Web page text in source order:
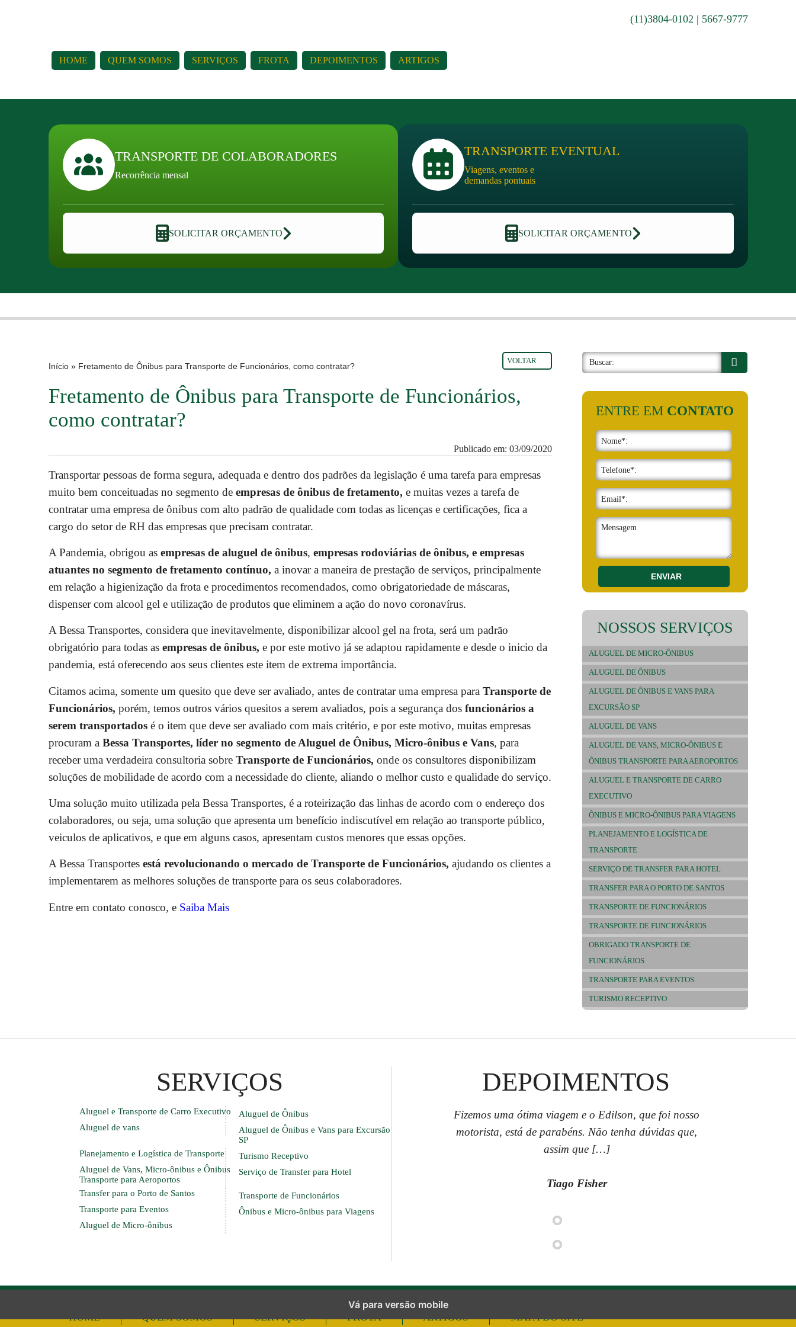
(11)3804-0102 | 5667-9777
HOME QUEM SOMOS SERVIÇOS FROTA DEPOIMENTOS ARTIGOS
TRANSPORTE DE COLABORADORES
Recorrência mensal
SOLICITAR ORÇAMENTO
TRANSPORTE EVENTUAL
Viagens, eventos e
demandas pontuais
SOLICITAR ORÇAMENTO
Início» Fretamento de Ônibus para Transporte de Funcionários, como contratar?
VOLTAR
Fretamento de Ônibus para Transporte de Funcionários,
como contratar?
Publicado em: 03/09/2020
Transportar pessoas de forma segura, adequada e dentro dos padrões da legislação é uma tarefa para empresas
muito bem conceituadas no segmento de empresas de ônibus de fretamento, e muitas vezes a tarefa de
contratar uma empresa de ônibus com alto padrão de qualidade com todas as licenças e certificações, fica a
cargo do setor de RH das empresas que precisam contratar.
A Pandemia, obrigou as empresas de aluguel de ônibus, empresas rodoviárias de ônibus, e empresas
atuantes no segmento de fretamento contínuo, a inovar a maneira de prestação de serviços, principalmente
em relação a higienização da frota e procedimentos recomendados, como obrigatoriedade de máscaras,
dispenser com alcool gel e utilização de produtos que eliminem a ação do novo coronavírus.
A Bessa Transportes, considera que inevitavelmente, disponibilizar alcool gel na frota, será um padrão
obrigatório para todas as empresas de ônibus, e por este motivo já se adaptou rapidamente e desde o inicio da
pandemia, está oferecendo aos seus clientes este item de extrema importância.
Citamos acima, somente um quesito que deve ser avaliado, antes de contratar uma empresa para Transporte de
Funcionários, porém, temos outros vários quesitos a serem avaliados, pois a segurança dos funcionários a
serem transportadosé o item que deve ser avaliado com mais critério, e por este motivo, muitas empresas
procuram a Bessa Transportes, líder no segmento de Aluguel de Ônibus, Micro-ônibus e Vans, para
receber uma verdadeira consultoria sobre Transporte de Funcionários, onde os consultores disponibilizam
soluções de mobilidade de acordo com a necessidade do cliente, aliando o melhor custo e qualidade do serviço.
Uma solução muito utilizada pela Bessa Transportes, é a roteirização das linhas de acordo com o endereço dos
colaboradores, ou seja, uma solução que apresenta um benefício indiscutível em relação ao transporte público,
veiculos de aplicativos, e que em alguns casos, apresentam custos menores que essas opções.
A Bessa Transportes está revolucionando o mercado de Transporte de Funcionários, ajudando os clientes a
implementarem as melhores soluções de transporte para os seus colaboradores.
Entre em contato conosco, e Saiba Mais
ENTRE EM CONTATO
NOSSOS SERVIÇOS
ALUGUEL DE MICRO-ÔNIBUS
ALUGUEL DE ÔNIBUS
ALUGUEL DE ÔNIBUS E VANS PARA
EXCURSÃO SP
ALUGUEL DE VANS
ALUGUEL DE VANS, MICRO-ÔNIBUS E
ÔNIBUS TRANSPORTE PARA AEROPORTOS
ALUGUEL E TRANSPORTE DE CARRO
EXECUTIVO
ÔNIBUS E MICRO-ÔNIBUS PARA VIAGENS
PLANEJAMENTO E LOGÍSTICA DE
TRANSPORTE
SERVIÇO DE TRANSFER PARA HOTEL
TRANSFER PARA O PORTO DE SANTOS
TRANSPORTE DE FUNCIONÁRIOS
TRANSPORTE DE FUNCIONÁRIOS
OBRIGADO TRANSPORTE DE
FUNCIONÁRIOS
TRANSPORTE PARA EVENTOS
TURISMO RECEPTIVO
SERVIÇOS
Aluguel e Transporte de Carro Executivo
Aluguel de Ônibus
Aluguel de vans
Aluguel de Ônibus e Vans para Excursão
SP
Planejamento e Logística de Transporte
Turismo Receptivo
Aluguel de Vans, Micro-ônibus e Ônibus
Transporte para Aeroportos
Serviço de Transfer para Hotel
Transfer para o Porto de Santos
Transporte de Funcionários
Transporte para Eventos
Ônibus e Micro-ônibus para Viagens
Aluguel de Micro-ônibus
DEPOIMENTOS
Fizemos uma ótima viagem e o Edilson, que foi nosso
motorista, está de parabéns. Não tenha dúvidas que,
assim que […]
Tiago Fisher
Vá para versão mobile
HOME
QUEM SOMOS SERVIÇOS FROTA ARTIGOS MAPA DO SITE